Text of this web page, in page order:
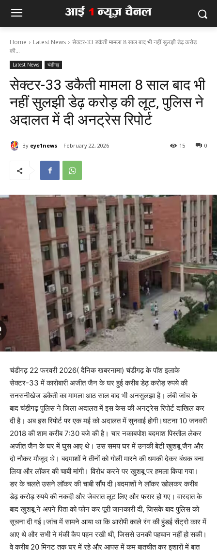
Home Latest News
सेक्टर-33 डकैती मामला 8 साल बाद भी नहीं सुलझी डेढ़ करोड़
की...
Latest News चंडीगढ़
सेक्टर-33 डकैती मामला 8 साल बाद भी
नहीं सुलझी डेढ़ करोड़ की लूट, पुलिस ने
अदालत में दी अनट्रेस रिपोर्ट
By eye1news February 22, 2026 0
15
चंडीगढ़ 22 फरवरी 2026( दैनिक खबरनामा) चंडीगढ़ के पॉश इलाके
सेक्टर-33 में कारोबारी अजीत जैन के घर हुई करीब डेढ़ करोड़ रुपये की
सनसनीखेज डकैती का मामला आठ साल बाद भी अनसुलझा है। लंबी जांच के
बाद चंडीगढ़ पुलिस ने जिला अदालत में इस केस की अनट्रेस रिपोर्ट दाखिल कर
दी है। अब इस रिपोर्ट पर एक मई को अदालत में सुनवाई होगी।घटना 10 जनवरी
2018 की शाम करीब 7:30 बजे की है। चार नकाबपोश बदमाश पिस्तौल लेकर
अजीत जैन के घर में घुस आए थे। उस समय घर में उनकी बेटी खुशबू जैन और
दो नौकर मौजूद थे। बदमाशों ने तीनों को गोली मारने की धमकी देकर बंधक बना
लिया और लॉकर की चाबी मांगी। विरोध करने पर खुशबू पर हमला किया गया।
डर के चलते उसने लॉकर की चाबी सौंप दी।बदमाशों ने लॉकर खोलकर करीब
डेढ़ करोड़ रुपये की नकदी और जेवरात लूट लिए और फरार हो गए। वारदात के
बाद खुशबू ने अपने पिता को फोन कर पूरी जानकारी दी, जिसके बाद पुलिस को
सूचना दी गई।जांच में सामने आया था कि आरोपी काले रंग की हुंडई सेंट्रो कार में
आए थे और सभी ने मंकी कैप पहन रखी थी, जिससे उनकी पहचान नहीं हो सकी।
वे करीब 20 मिनट तक घर में रहे और आपस में कम बातचीत कर इशारों में बात